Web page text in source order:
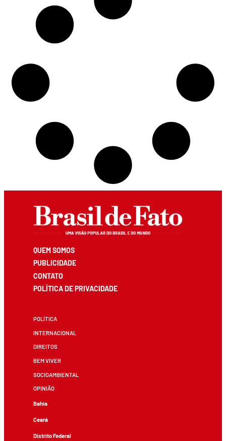
QUEM SOMOS
PUBLICIDADE
CONTATO
POLÍTICA DE PRIVACIDADE
POLÍTICA
INTERNACIONAL
DIREITOS
BEM VIVER
SOCIOAMBIENTAL
OPINIÃO
Bahia
Ceará
Distrito Federal